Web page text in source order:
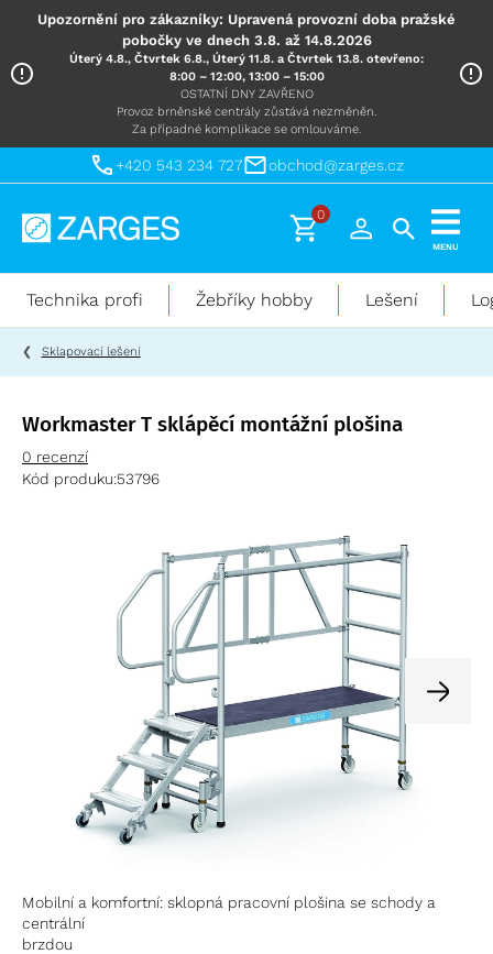
Upozornění pro zákazníky: Upravená provozní doba pražské
pobočky ve dnech 3.8. až 14.8.2026
Úterý 4.8., Čtvrtek 6.8., Úterý 11.8. a Čtvrtek 13.8. otevřeno:
8:00 – 12:00, 13:00 – 15:00
OSTATNÍ DNY ZAVŘENO
Provoz brněnské centrály zůstává nezměněn.
Za případné komplikace se omlouváme.
+420 543 234 727 obchod@zarges.cz
Technika
práci
výškách
0
MENU
Technika profi Žebříky hobby Lešení
Sklapovací lešení
Workmaster T sklápěcí montážní plošina
0 recenzí
Kód produku:53796
Mobilní a komfortní: sklopná pracovní plošina se schody a
centrální
brzdou